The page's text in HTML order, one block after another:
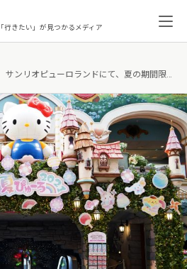
「行きたい」が見つかるメディア
サンリオピューロランドにて、夏の期間限定スペシャルイベント「夏ぴゅーろ2021」開催！